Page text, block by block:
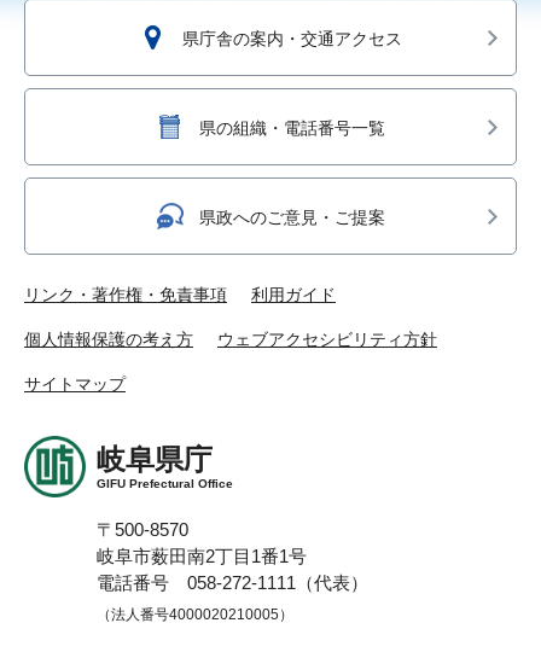
県庁舎の案内・交通アクセス
県の組織・電話番号一覧
県政へのご意見・ご提案
リンク・著作権・免責事項 利用ガイド
個人情報保護の考え方 ウェブアクセシビリティ方針
サイトマップ
岐阜県庁
GIFU Prefectural Office
〒500-8570
岐阜市薮田南2丁目1番1号
電話番号 058-272-1111（代表）
（法人番号4000020210005）